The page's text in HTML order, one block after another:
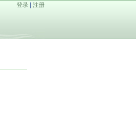
登录 注册